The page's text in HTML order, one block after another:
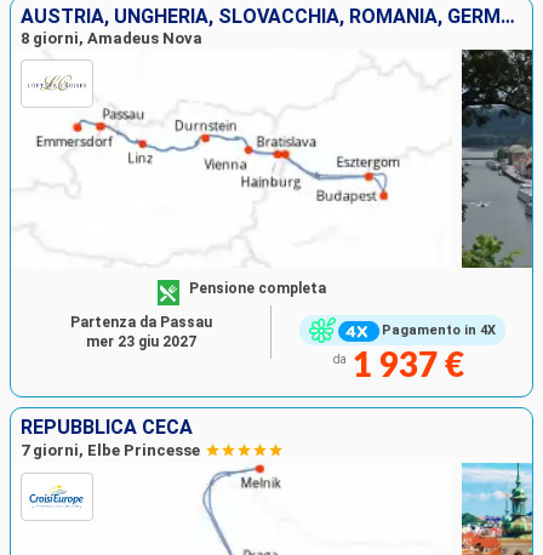
AUSTRIA, UNGHERIA, SLOVACCHIA, ROMANIA, GERMANIA
8 giorni, Amadeus Nova
Pagamento in 4X
Pensione completa
da 1 937 €
Partenza da Passau
mer 23 giu 2027
REPUBBLICA CECA
7 giorni, Elbe Princesse